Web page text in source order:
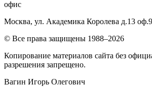
офис
Москва, ул. Академика Королева д.13
© Все права защищены 1988–2026
Копирование материалов сайта без
разрешения запрещено.
Вагин Игорь Олегович